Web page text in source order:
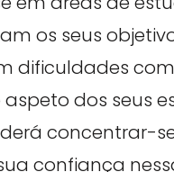
os seus
dificuldades
dos seus
concentrar-
confiança